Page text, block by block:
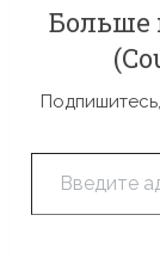
Введите адрес электронной почты…